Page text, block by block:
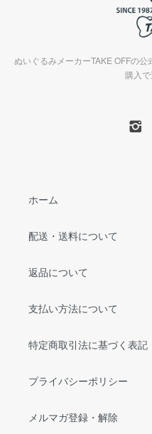
ぬいぐるみメーカーTAKE OFFの
購入で
ホーム
配送・送料について
返品について
支払い方法について
特定商取引法に基づく表記
プライバシーポリシー
メルマガ登録・解除